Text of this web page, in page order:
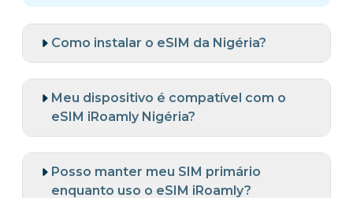
Como instalar o eSIM da Nigéria?
Meu dispositivo é compatível com o
eSIM iRoamly Nigéria?
Posso manter meu SIM primário
enquanto uso o eSIM iRoamly?